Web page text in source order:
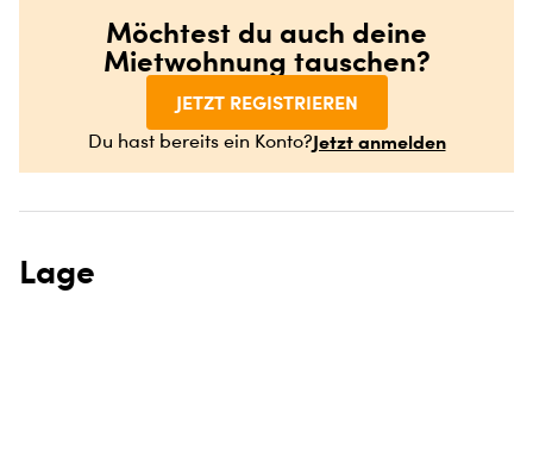
Möchtest du auch deine
Mietwohnung tauschen?
JETZT REGISTRIEREN
Du hast bereits ein Konto?Jetzt anmelden
Lage